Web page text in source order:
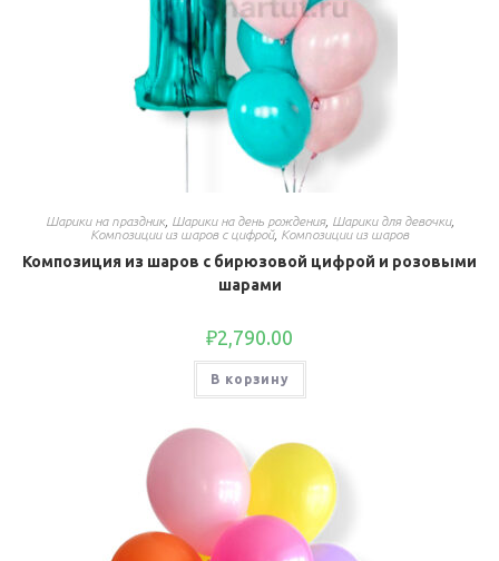
Шарики на праздник, Шарики на день рождения, Шарики для девочки,
Композиции из шаров с цифрой, Композиции из шаров
Композиция из шаров с бирюзовой цифрой и розовыми
шарами
₽2,790.00
В корзину